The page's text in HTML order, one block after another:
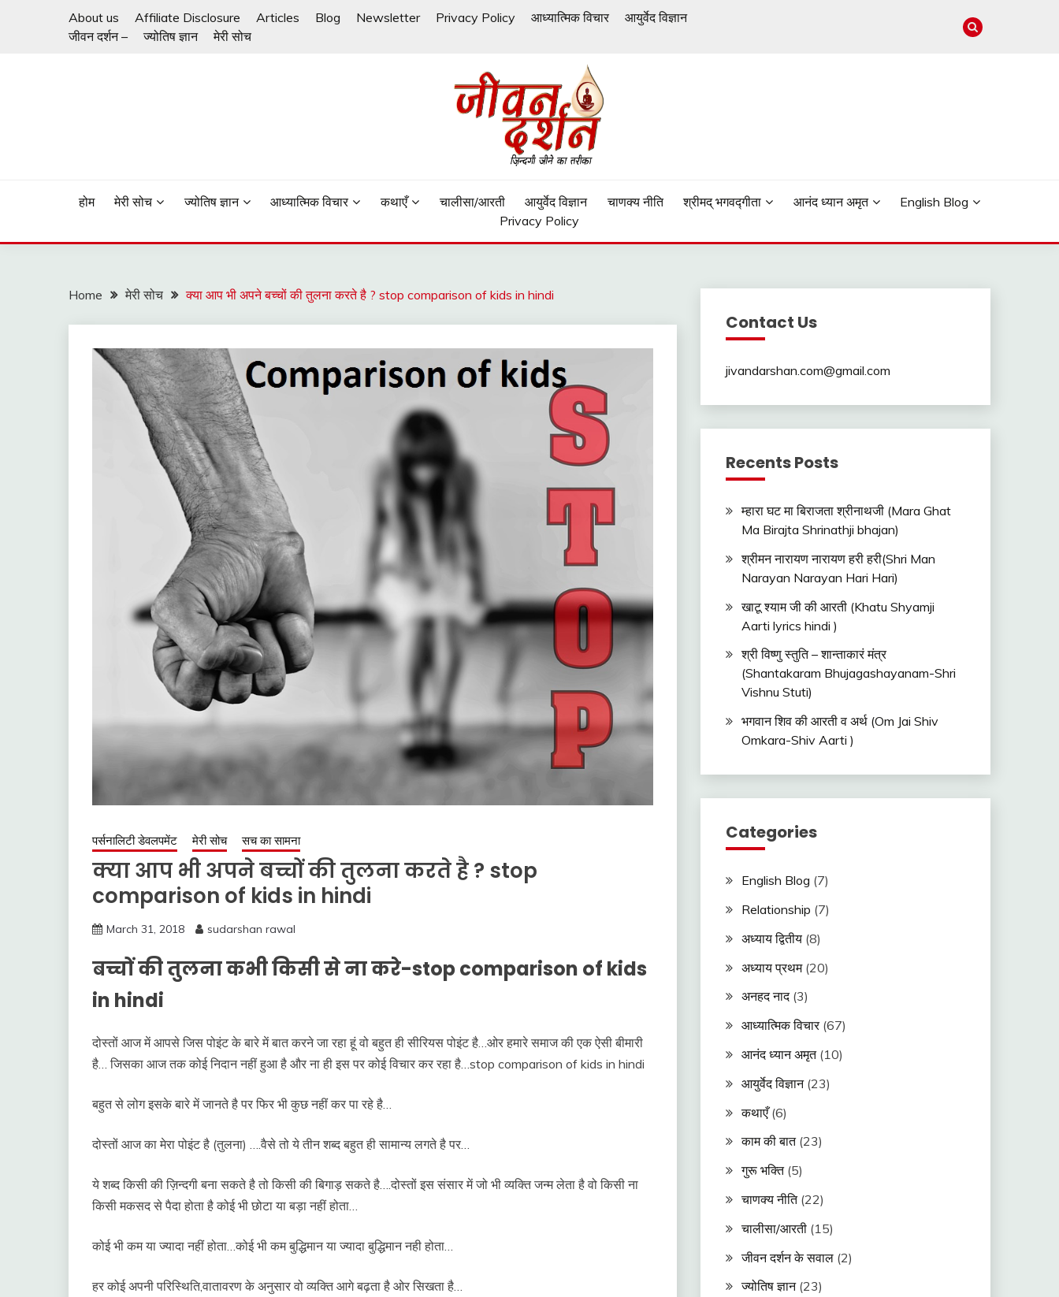
About us Affiliate Disclosure Articles Blog Newsletter Privacy Policy आध्यात्मिक विचार
आयुर्वेद विज्ञान
जीवन दर्शन –
ज्योतिष ज्ञान मेरी सोच
जीवन दर्शन
होम
मेरी सोच ज्योतिष ज्ञान आध्यात्मिक विचार कथाएँ चालीसा/आरती आयुर्वेद विज्ञान चाणक्य नीति श्रीमद् भगवद्गीता आनंद ध्यान अमृत
English Blog
Privacy Policy
Home मेरी सोच क्या आप भी अपने बच्चों की तुलना करते है ? stop comparison of kids in hindi
पर्सनालिटी डेवलपमेंट मेरी सोच सच का सामना
क्या आप भी अपने बच्चों की तुलना करते है ? stop
comparison of kids in hindi
March 31, 2018 sudarshan rawal
बच्चों की तुलना कभी किसी से ना करे-stop comparison of kids
in hindi
दोस्तों आज में आपसे जिस पोइंट के बारे में बात करने जा रहा हूं वो बहुत ही सीरियस पोइंट है…ओर हमारे समाज की एक ऐसी बीमारी
है… जिसका आज तक कोई निदान नहीं हुआ है और ना ही इस पर कोई विचार कर रहा है…stop comparison of kids in hindi
बहुत से लोग इसके बारे में जानते है पर फिर भी कुछ नहीं कर पा रहे है…
दोस्तों आज का मेरा पोइंट है (तुलना) ….वैसे तो ये तीन शब्द बहुत ही सामान्य लगते है पर…
ये शब्द किसी की ज़िन्दगी बना सकते है तो किसी की बिगाड़ सकते है….दोस्तों इस संसार में जो भी व्यक्ति जन्म लेता है वो किसी ना
किसी मकसद से पैदा होता है कोई भी छोटा या बड़ा नहीं होता…
कोई भी कम या ज्यादा नहीं होता…कोई भी कम बुद्धिमान या ज्यादा बुद्धिमान नही होता…
हर कोई अपनी परिस्थिति,वातावरण के अनुसार वो व्यक्ति आगे बढ़ता है ओर सिखता है…
Contact Us
jivandarshan.com@gmail.com
Recents Posts
म्हारा घट मा बिराजता श्रीनाथजी (Mara Ghat
Ma Birajta Shrinathji bhajan)
श्रीमन नारायण नारायण हरी हरी(Shri Man
Narayan Narayan Hari Hari)
खाटू श्याम जी की आरती (Khatu Shyamji
Aarti lyrics hindi )
श्री विष्णु स्तुति – शान्ताकारं मंत्र
(Shantakaram Bhujagashayanam-Shri
Vishnu Stuti)
भगवान शिव की आरती व अर्थ (Om Jai Shiv
Omkara-Shiv Aarti )
Categories
English Blog (7)
Relationship (7)
अध्याय द्वितीय(8)
अध्याय प्रथम(20)
अनहद नाद(3)
आध्यात्मिक विचार(67)
आनंद ध्यान अमृत(10)
आयुर्वेद विज्ञान(23)
कथाएँ(6)
काम की बात(23)
गुरू भक्ति(5)
चाणक्य नीति(22)
चालीसा/आरती(15)
जीवन दर्शन के सवाल(2)
ज्योतिष ज्ञान(23)